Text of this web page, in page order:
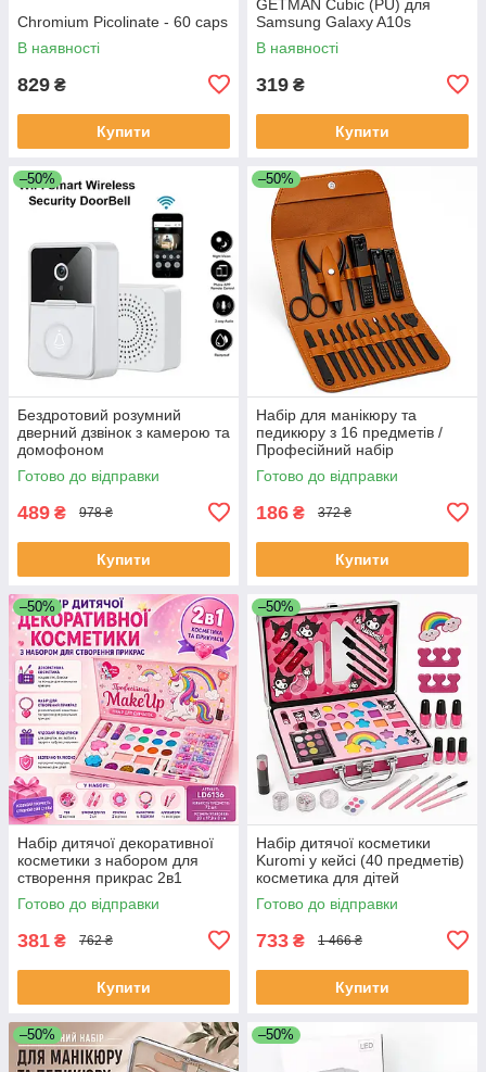
Chromium Picolinate - 60 caps
В наявності
829 ₴
Купити
GETMAN Cubic (PU) для
Samsung Galaxy A10s
В наявності
319 ₴
Купити
–50%
Бездротовий розумний
дверний дзвінок з камерою та
домофоном
водонепроникний DF-37
Готово до відправки
489 ₴ 978 ₴
Купити
–50%
Набір для манікюру та
педикюру з 16 предметів /
Професійний набір
інструментів 16 в 1 з
нержавіючої сталі у футлярі
Готово до відправки
186 ₴ 372 ₴
Купити
–50%
Набір дитячої декоративної
косметики з набором для
створення прикрас 2в1
MakeUp Набір для дівчаток
BC-25
Готово до відправки
381 ₴ 762 ₴
Купити
–50%
Набір дитячої косметики
Kuromi у кейсі (40 предметів)
косметика для дітей
косметика дитяча YF-93
Готово до відправки
733 ₴ 1 466 ₴
Купити
–50% –50%